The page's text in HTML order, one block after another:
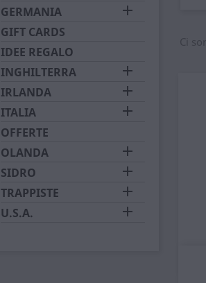
GERMANIA 
GIFT CARDS
IDEE REGALO
INGHILTERRA

IRLANDA 
ITALIA 
OFFERTE
OLANDA

SIDRO 
TRAPPISTE 
U.S.A. 
Ci